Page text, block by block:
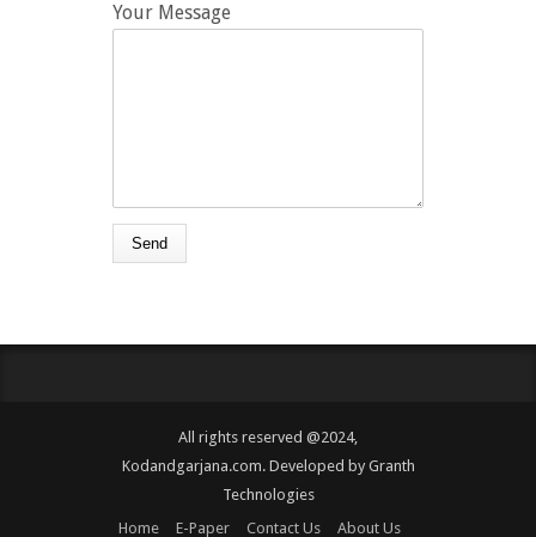
Your Message
All rights reserved @2024,
Kodandgarjana.com. Developed by Granth
Technologies
Home
E-Paper Contact Us About Us